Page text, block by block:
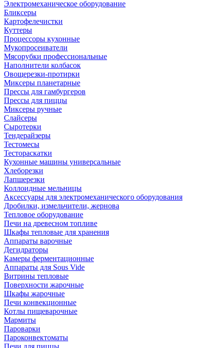
Электромеханическое оборудование
Бликсеры
Картофелечистки
Куттеры
Процессоры кухонные
Мукопросеиватели
Мясорубки профессиональные
Наполнители колбасок
Овощерезки-протирки
Миксеры планетарные
Прессы для гамбургеров
Прессы для пиццы
Миксеры ручные
Слайсеры
Сыротерки
Тендерайзеры
Тестомесы
Тестораскатки
Кухонные машины универсальные
Хлеборезки
Лапшерезки
Коллоидные мельницы
Аксессуары для электромеханического оборудования
Дробилки, измельчители, жернова
Тепловое оборудование
Печи на древесном топливе
Шкафы тепловые для хранения
Аппараты варочные
Дегидраторы
Камеры ферментационные
Аппараты для Sous Vide
Витрины тепловые
Поверхности жарочные
Шкафы жарочные
Печи конвекционные
Котлы пищеварочные
Мармиты
Пароварки
Пароконвектоматы
Печи для пиццы